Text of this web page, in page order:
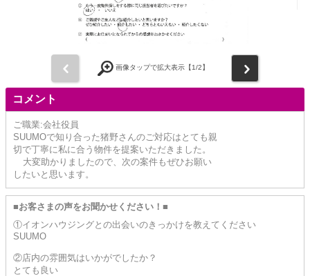
画像タップで拡大表示【1/2】
コメント
ご職業:会社役員
SUUMOで知り合った猪野さんのご対応はとても親
切で丁寧に私に合う物件を提案いただきました。
大変助かりましたので、次の案件もぜひお願い
したいと思います。
■お客さまの声をお聞かせください！■
①イオンハウジングとの出会いのきっかけを教えてください
SUUMO
②店内の雰囲気はいかがでしたか？
とても良い